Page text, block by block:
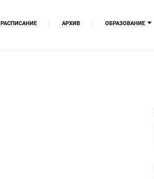
РАСПИСАНИЕ АРХИВ ОБРАЗОВАНИЕ